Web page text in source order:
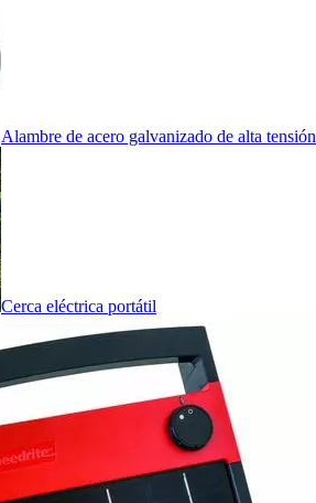
Alambre de acero galvanizado de alta tensión
Cerca eléctrica portátil